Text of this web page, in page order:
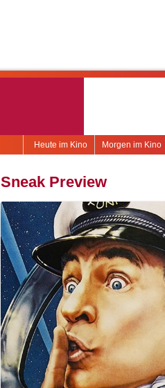
Morgen im Kino
Heute im Kino
Sneak Preview